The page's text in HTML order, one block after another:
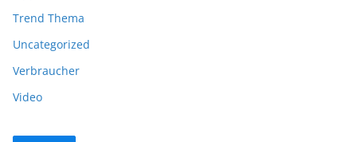
Trend Thema
Uncategorized
Verbraucher
Video